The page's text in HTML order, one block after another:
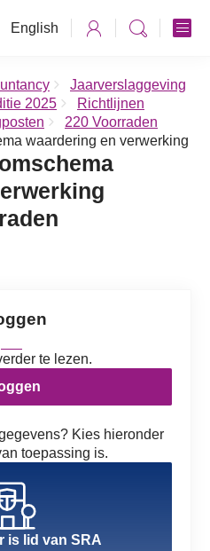
English
Jaarverslaggeving
2025
Richtlijnen
220 Voorraden
waardering en verwerking
te lezen.
Kies hieronder
toepassing is.
is lid van SRA